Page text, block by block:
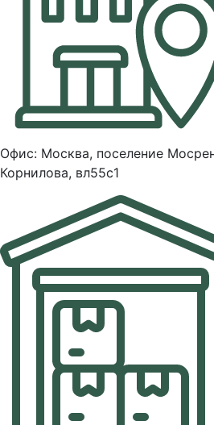
Офис: Москва, поселение
Корнилова, вл55с1